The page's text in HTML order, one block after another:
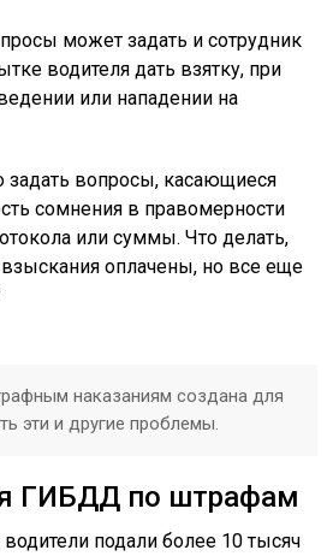
может задать и сотрудник
водителя дать взятку, при
или нападении на
вопросы, касающиеся
сомнения в правомерности
или суммы. Что делать,
оплачены, но все еще
наказаниям создана для
эти и другие проблемы.
ГИБДД по штрафам
подали более 10 тысяч